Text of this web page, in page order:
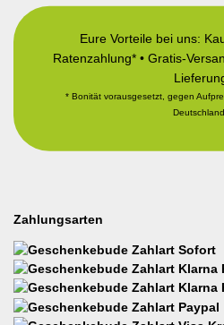
Eure Vorteile bei uns:
Ratenzahlung* • Gratis-
* Bonität vorausgesetzt, gegen
Zahlungsarten